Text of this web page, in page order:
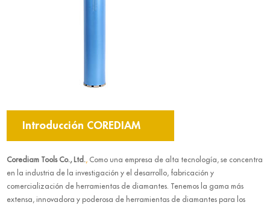
Introducción COREDIAM
Corediam Tools Co., Ltd. , Como una empresa de alta tecnología, se concentra
en la industria de la investigación y el desarrollo, fabricación y
comercialización de herramientas de diamantes. Tenemos la gama más
extensa, innovadora y poderosa de herramientas de diamantes para los